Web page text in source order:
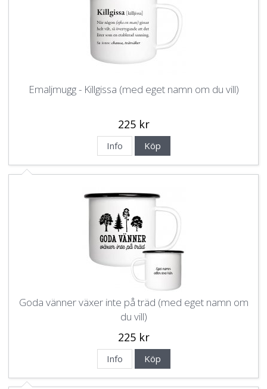
Emaljmugg - Killgissa (med eget namn om du vill)
225 kr
Info Köp
Goda vänner växer inte på träd (med eget namn om
du vill)
225 kr
Info Köp